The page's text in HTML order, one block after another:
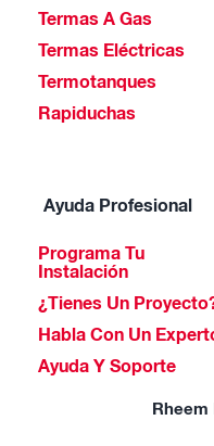
Termas A Gas
Termas Eléctricas
Termotanques
Rapiduchas
Ayuda Profesional
Programa Tu
Instalación
¿Tienes Un
Habla Con Un
Ayuda Y Soporte